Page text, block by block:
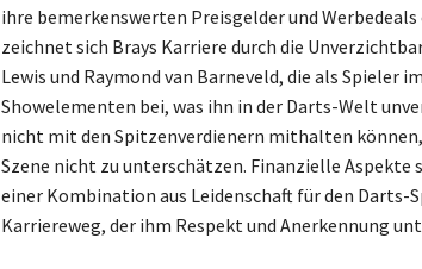
ihre bemerkenswerten Preisgelder und
zeichnet sich Brays Karriere durch die
Lewis und Raymond van Barneveld, die als Spieler
Showelementen bei, was ihn in der Darts-Welt
nicht mit den Spitzenverdienern mithalten
Szene nicht zu unterschätzen. Finanzielle Aspekte
einer Kombination aus Leidenschaft für den
Karriereweg, der ihm Respekt und Anerkennung